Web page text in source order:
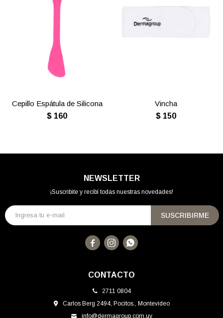
Cepillo Espátula de Silicona
$ 160
Vincha
$ 150
CONTACTO
2711 0804
Carlos Berg 2494, Pocitos., Montevideo
info@dermagroup.com.uy
NEWSLETTER
¡Suscribite y recibí todas nuestras novedades!
SUSCRIBIRME
  